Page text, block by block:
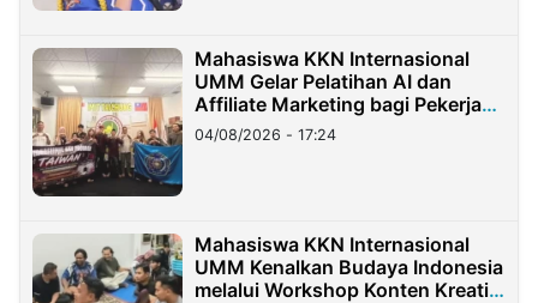
Mahasiswa KKN Internasional
UMM Gelar Pelatihan AI dan
Affiliate Marketing bagi Pekerja
Migran Indonesia di Taiwan
04/08/2026 - 17:24
Mahasiswa KKN Internasional
UMM Kenalkan Budaya Indonesia
melalui Workshop Konten Kreatif